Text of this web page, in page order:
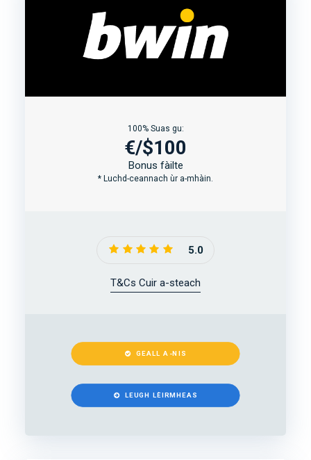
100% Suas gu:
€/$100
Bonus fàilte
* Luchd-ceannach ùr a-mhàin.
5.0
T&Cs Cuir a-steach
GEALL A-NIS
LEUGH LÈIRMHEAS